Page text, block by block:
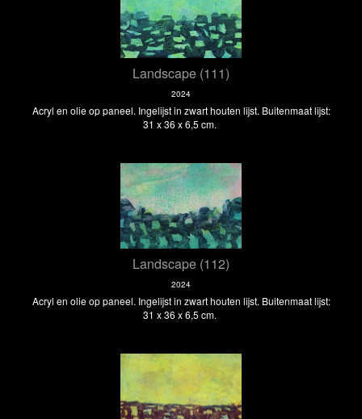
Landscape (111)
2024
Acryl en olie op paneel. Ingelijst in zwart houten lijst. Buitenmaat lijst:
31 x 36 x 6,5 cm.
Landscape (112)
2024
Acryl en olie op paneel. Ingelijst in zwart houten lijst. Buitenmaat lijst:
31 x 36 x 6,5 cm.